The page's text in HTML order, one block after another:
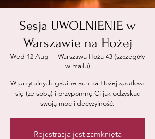
Sesja UWOLNIENIE w
Warszawie na Hożej
Wed 12 Aug
  |
Warszawa Hoża 43 (szczegóły
w mailu)
W przytulnych gabinetach na Hożej spotkasz
się (ze sobą) i przypomnę Ci jak odzyskać
swoją moc i decyzyjność.
Rejestracja jest zamknięta